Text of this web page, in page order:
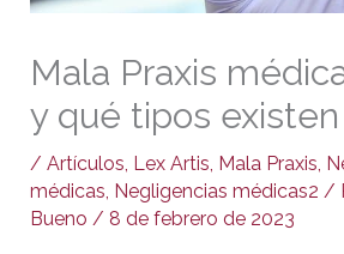
Mala Praxis
y qué tipos existen
/ Artículos, Lex Artis, Mala Praxis,
médicas, Negligencias médicas2 /
Bueno / 8 de febrero de 2023